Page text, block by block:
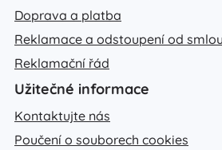
Doprava a platba
Reklamace a odstoupení od
Reklamační řád
Užitečné informace
Kontaktujte nás
Poučení o souborech cookies